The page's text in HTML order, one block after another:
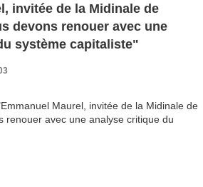
invitée de la Midinale de
devons renouer avec une
système capitaliste"